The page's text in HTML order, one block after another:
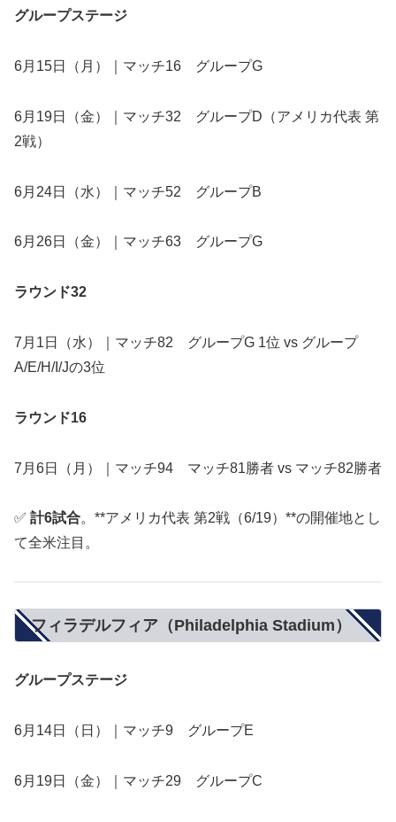
グループステージ
6月15日（月）｜マッチ16 グループG
6月19日（金）｜マッチ32 グループD（アメリカ代表 第
2戦）
6月24日（水）｜マッチ52 グループB
6月26日（金）｜マッチ63 グループG
ラウンド32
7月1日（水）｜マッチ82 グループG 1位 vs グループ
A/E/H/I/Jの3位
ラウンド16
7月6日（月）｜マッチ94 マッチ81勝者 vs マッチ82勝者
✅ 計6試合。**アメリカ代表 第2戦（6/19）**の開催地とし
て全米注目。
フィラデルフィア（Philadelphia Stadium）
グループステージ
6月14日（日）｜マッチ9 グループE
6月19日（金）｜マッチ29 グループC